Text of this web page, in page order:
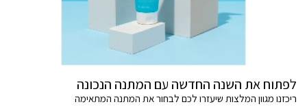
לפתוח את השנה החדשה עם המתנה הנכונה
ריכזנו מגוון המלצות שיעזרו לכם לבחור את המתנה המתאימה